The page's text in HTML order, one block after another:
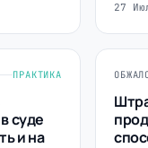
27
ПРАКТИКА
суде
и на